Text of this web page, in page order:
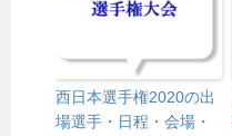
西日本選手権2020の出
場選手・日程・会場・